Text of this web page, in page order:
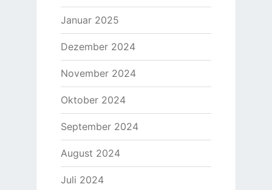
Januar 2025
Dezember 2024
November 2024
Oktober 2024
September 2024
August 2024
Juli 2024